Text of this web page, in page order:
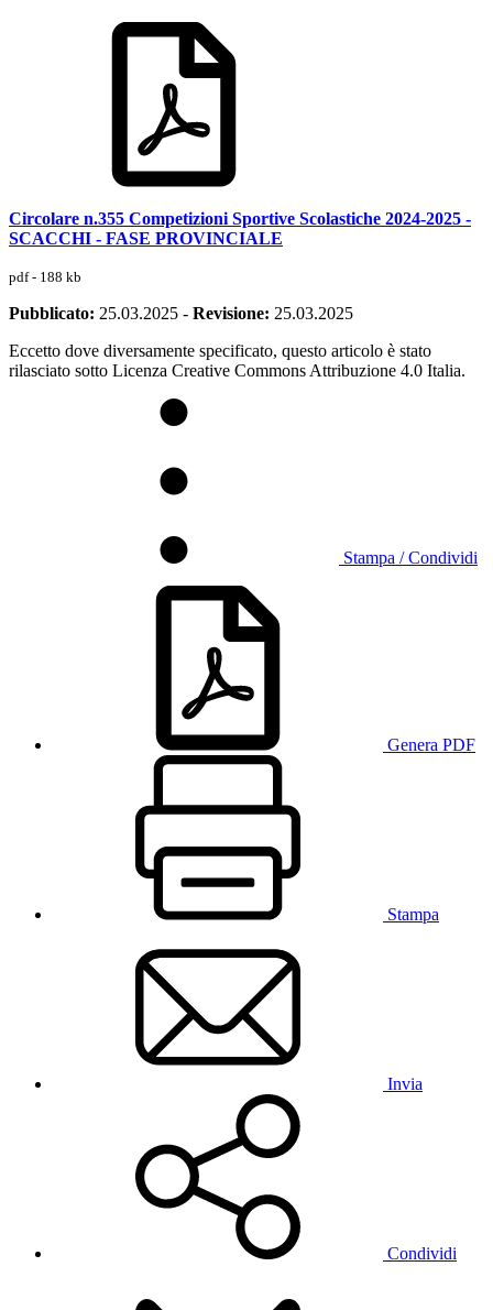
Circolare n.355 Competizioni Sportive Scolastiche 2024-2025 -
SCACCHI - FASE PROVINCIALE
pdf - 188 kb
Pubblicato: 25.03.2025 - Revisione: 25.03.2025
Eccetto dove diversamente specificato, questo articolo è stato
rilasciato sotto Licenza Creative Commons Attribuzione 4.0 Italia.
Stampa / Condividi
Genera PDF
Stampa
Invia
Condividi